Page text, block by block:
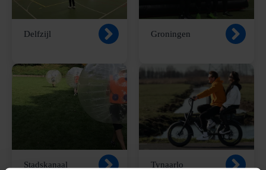
Delfzijl Groningen
Stadskanaal Tynaarlo